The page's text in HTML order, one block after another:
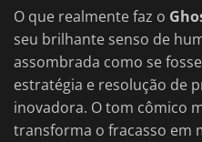
O que realmente faz o
seu brilhante senso de
assombrada como se
estratégia e resolução de
inovadora. O tom cômico
transforma o fracasso em